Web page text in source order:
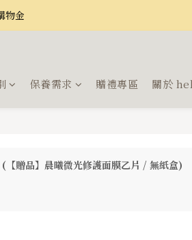
物金
保養需求 贈禮專區 關於
【贈品】晨曦微光修護面膜乙片 / 無紙盒)